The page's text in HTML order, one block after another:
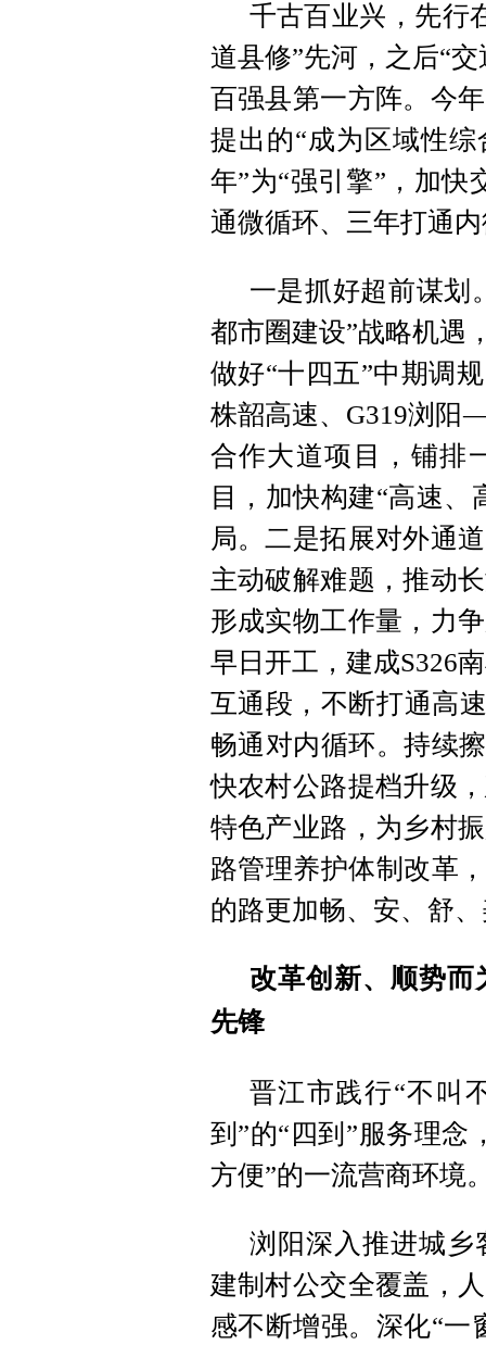
千古百业兴，先行
道县修”先河，之后“
百强县第一方阵。今
提出的“成为区域性
年”为“强引擎”，加快
通微循环、三年打通
一是抓好超前谋划
都市圈建设”战略机遇
做好“十四五”中期调
株韶高速、G319浏阳
合作大道项目，铺排
目，加快构建“高速
局。二是拓展对外通
主动破解难题，推动
形成实物工作量，力
早日开工，建成S326
互通段，不断打通高
畅通对内循环。持续
快农村公路提档升级
特色产业路，为乡村
路管理养护体制改革
的路更加畅、安、舒
改革创新、顺势
先锋
晋江市践行“不叫
到”的“四到”服务理
方便”的一流营商环境
浏阳深入推进城乡
建制村公交全覆盖，
感不断增强。深化“一